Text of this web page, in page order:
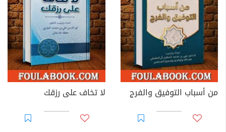
من أسباب التوفيق والفرج لا تخاف على رزقك